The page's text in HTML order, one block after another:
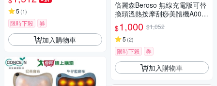
5 (1)
限時下殺 券
加入購物車
倍麗森Beroso 無線充電版可替
換頭溫熱按摩刮痧美體機A000
21拔罐機 推拿儀 經絡儀 舒眠
小物
$1,000 $1,052
5 (2)
限時下殺 券
加入購物車